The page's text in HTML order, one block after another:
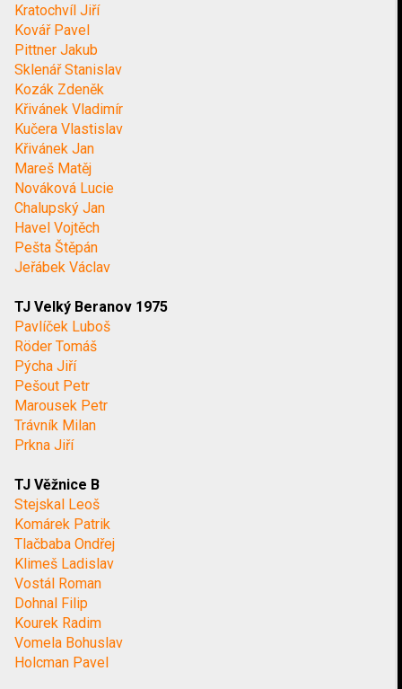
Kratochvíl Jiří
Kovář Pavel
Pittner Jakub
Sklenář Stanislav
Kozák Zdeněk
Křivánek Vladimír
Kučera Vlastislav
Křivánek Jan
Mareš Matěj
Nováková Lucie
Chalupský Jan
Havel Vojtěch
Pešta Štěpán
Jeřábek Václav
TJ Velký Beranov 1975
Pavlíček Luboš
Röder Tomáš
Pýcha Jiří
Pešout Petr
Marousek Petr
Trávník Milan
Prkna Jiří
TJ Věžnice B
Stejskal Leoš
Komárek Patrik
Tlačbaba Ondřej
Klimeš Ladislav
Vostál Roman
Dohnal Filip
Kourek Radim
Vomela Bohuslav
Holcman Pavel